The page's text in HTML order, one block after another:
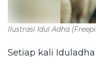
Ilustrasi Idul Adha
Setiap kali